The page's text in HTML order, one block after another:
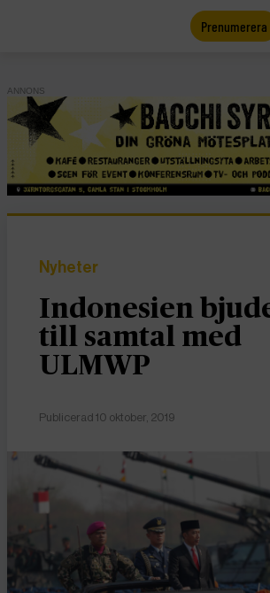
Prenumerera
ANNONS
Nyheter
Indonesien
till samtal med
ULMWP
Publicerad 10 oktober, 2019